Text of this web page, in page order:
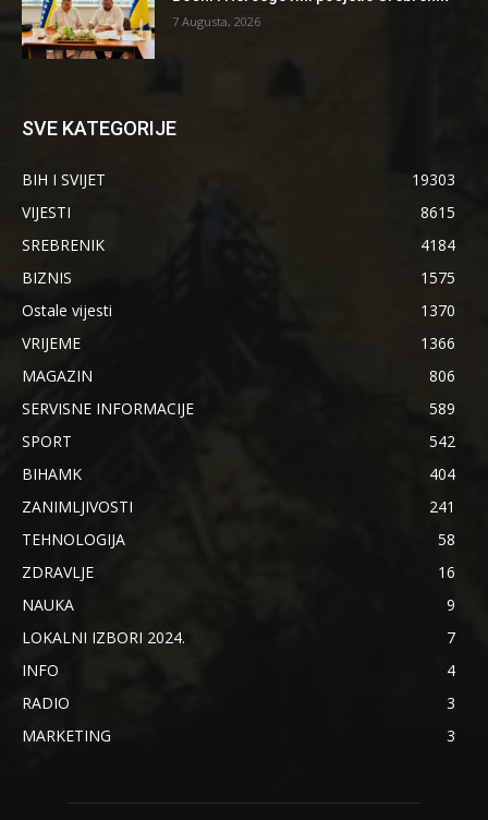
7 Augusta, 2026
SVE KATEGORIJE
BIH I SVIJET
19303
VIJESTI
8615
SREBRENIK
4184
BIZNIS
1575
Ostale vijesti
1370
VRIJEME
1366
MAGAZIN
806
SERVISNE INFORMACIJE
589
SPORT
542
BIHAMK
404
ZANIMLJIVOSTI
241
TEHNOLOGIJA
58
ZDRAVLJE
16
NAUKA
9
LOKALNI IZBORI 2024.
7
INFO
4
RADIO
3
MARKETING
3